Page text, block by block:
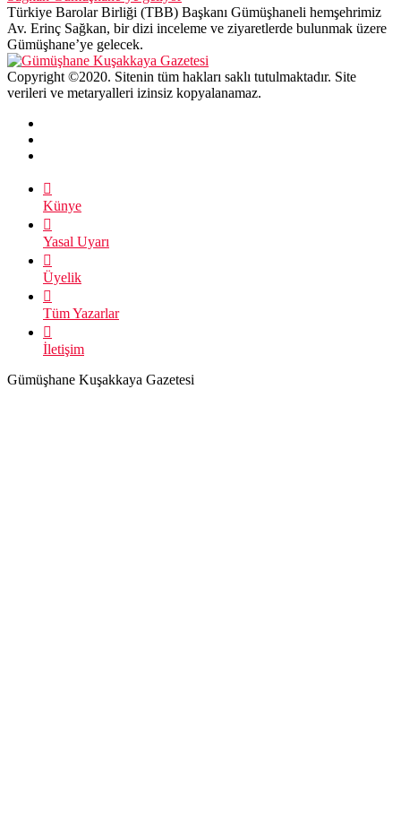
Türkiye Barolar Birliği (TBB) Başkanı Gümüşhaneli hemşehrimiz
Av. Erinç Sağkan, bir dizi inceleme ve ziyaretlerde bulunmak üzere
Gümüşhane’ye gelecek.
Copyright ©2020. Sitenin tüm hakları saklı tutulmaktadır. Site
verileri ve metaryalleri izinsiz kopyalanamaz.
Künye
Yasal Uyarı
Üyelik
Tüm Yazarlar
İletişim
Gümüşhane Kuşakkaya Gazetesi